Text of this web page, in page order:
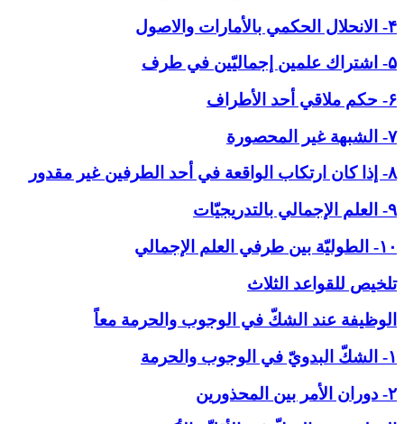
۴- الانحلال الحكمي بالأمارات والاصول
۵- اشتراك علمين إجماليّين في طرف
۶- حكم ملاقي أحد الأطراف
۷- الشبهة غير المحصورة
۸- إذا كان ارتكاب الواقعة في أحد الطرفين غير مقدور
۹- العلم الإجمالي بالتدريجيّات
۱۰- الطوليّة بين طرفي العلم الإجمالي
تلخيص للقواعد الثلاث
الوظيفة عند الشكّ في ‏الوجوب والحرمة معاً
۱- الشكّ البدويّ في الوجوب والحرمة
۲- دوران الأمر بين المحذورين